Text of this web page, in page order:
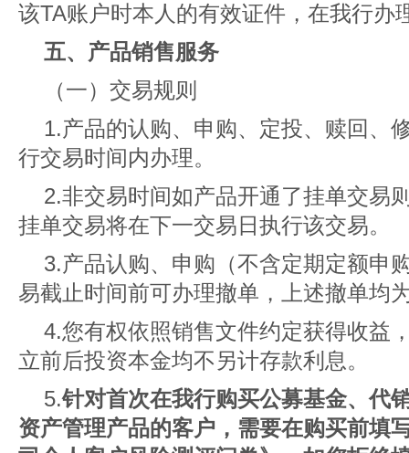
该TA账户时本人的有效证件，在我行办
五、产品销售服务
（一）交易规则
1.产品的认购、申购、定投、赎回、
行交易时间内办理。
2.非交易时间如产品开通了挂单交易
挂单交易将在下一交易日执行该交易。
3.产品认购、申购（不含定期定额申
易截止时间前可办理撤单，上述撤单均
4.您有权依照销售文件约定获得收益
立前后投资本金均不另计存款利息。
5.针对首次在我行购买公募基金、代
资产管理产品的客户，需要在购买前填